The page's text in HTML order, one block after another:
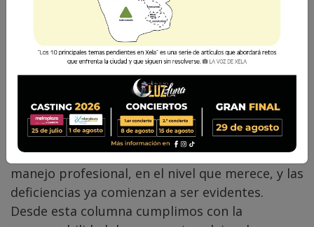
[blockquote style="2"]Miro con mucha
preocupación que este evento no tenga un
manejo profesional, en el nivel que merece, y las
deficiencias ya comienzan a ser evidentes.
Desde esta columna cumplimos con la